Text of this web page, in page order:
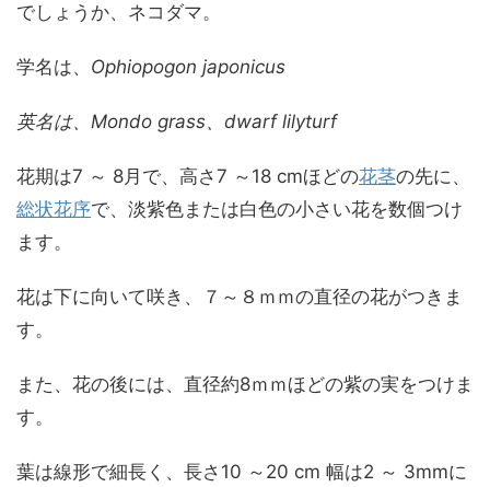
でしょうか、ネコダマ。
学名は、 Ophiopogon japonicus
英名は、Mondo grass、dwarf lilyturf
花期は7 ～ 8月で、高さ7 ～18 cmほどの花茎の先に、
総状花序で、淡紫色または白色の小さい花を数個つけ
ます。
花は下に向いて咲き、７～８ｍｍの直径の花がつきま
す。
また、花の後には、直径約8ｍｍほどの紫の実をつけま
す。
葉は線形で細長く、長さ10 ～20 cm 幅は2 ～ 3mmに